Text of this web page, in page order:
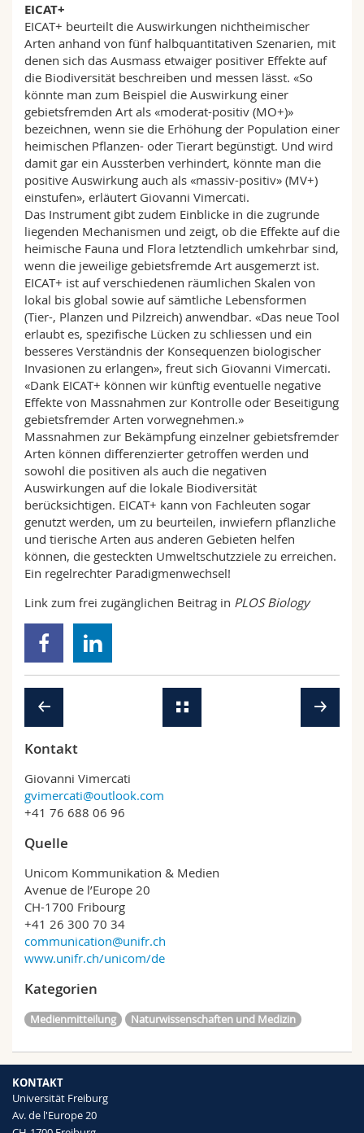
EICAT+
EICAT+ beurteilt die Auswirkungen nichtheimischer
Arten anhand von fünf halbquantitativen Szenarien, mit
denen sich das Ausmass etwaiger positiver Effekte auf
die Biodiversität beschreiben und messen lässt. «So
könnte man zum Beispiel die Auswirkung einer
gebietsfremden Art als «moderat-positiv (MO+)»
bezeichnen, wenn sie die Erhöhung der Population einer
heimischen Pflanzen- oder Tierart begünstigt. Und wird
damit gar ein Aussterben verhindert, könnte man die
positive Auswirkung auch als «massiv-positiv» (MV+)
einstufen», erläutert Giovanni Vimercati.
Das Instrument gibt zudem Einblicke in die zugrunde
liegenden Mechanismen und zeigt, ob die Effekte auf die
heimische Fauna und Flora letztendlich umkehrbar sind,
wenn die jeweilige gebietsfremde Art ausgemerzt ist.
EICAT+ ist auf verschiedenen räumlichen Skalen von
lokal bis global sowie auf sämtliche Lebensformen
(Tier-, Planzen und Pilzreich) anwendbar. «Das neue Tool
erlaubt es, spezifische Lücken zu schliessen und ein
besseres Verständnis der Konsequenzen biologischer
Invasionen zu erlangen», freut sich Giovanni Vimercati.
«Dank EICAT+ können wir künftig eventuelle negative
Effekte von Massnahmen zur Kontrolle oder Beseitigung
gebietsfremder Arten vorwegnehmen.»
Massnahmen zur Bekämpfung einzelner gebietsfremder
Arten können differenzierter getroffen werden und
sowohl die positiven als auch die negativen
Auswirkungen auf die lokale Biodiversität
berücksichtigen. EICAT+ kann von Fachleuten sogar
genutzt werden, um zu beurteilen, inwiefern pflanzliche
und tierische Arten aus anderen Gebieten helfen
können, die gesteckten Umweltschutzziele zu erreichen.
Ein regelrechter Paradigmenwechsel!
Link zum frei zugänglichen Beitrag in PLOS Biology
Kontakt
Giovanni Vimercati
gvimercati@outlook.com
+41 76 688 06 96
Quelle
Unicom Kommunikation & Medien
Avenue de l’Europe 20
CH-1700 Fribourg
+41 26 300 70 34
communication@unifr.ch
www.unifr.ch/unicom/de
Kategorien
Medienmitteilung Naturwissenschaften und Medizin
KONTAKT
Universität Freiburg
Av. de l'Europe 20